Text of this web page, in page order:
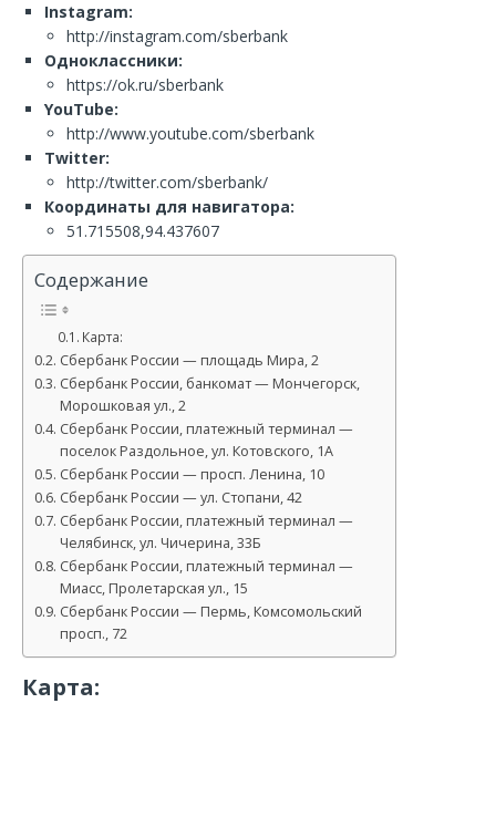
Instagram:
http://instagram.com/sberbank
Одноклассники:
https://ok.ru/sberbank
YouTube:
http://www.youtube.com/sberbank
Twitter:
http://twitter.com/sberbank/
Координаты для навигатора:
51.715508,94.437607
Содержание
Карта:
Сбербанк России — площадь Мира, 2
Сбербанк России, банкомат — Мончегорск,
Морошковая ул., 2
Сбербанк России, платежный терминал —
поселок Раздольное, ул. Котовского, 1А
Сбербанк России — просп. Ленина, 10
Сбербанк России — ул. Стопани, 42
Сбербанк России, платежный терминал —
Челябинск, ул. Чичерина, 33Б
Сбербанк России, платежный терминал —
Миасс, Пролетарская ул., 15
Сбербанк России — Пермь, Комсомольский
просп., 72
Карта: